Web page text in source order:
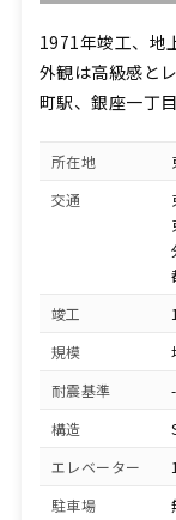
1971年竣工、地
外観は高級感と
町駅、銀座一丁
所在地
交通
竣工
規模
耐震基準
-
構造
エレベーター
駐車場